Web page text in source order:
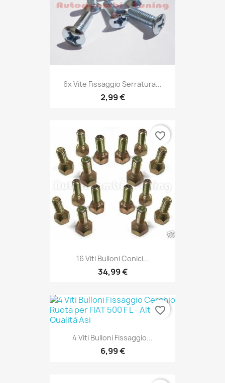
6x Vite Fissaggio Serratura...
2,99 €
16 Viti Bulloni Conici...
34,99 €
favorite_border
4 Viti Bulloni Fissaggio...
6,99 €
favorite_border